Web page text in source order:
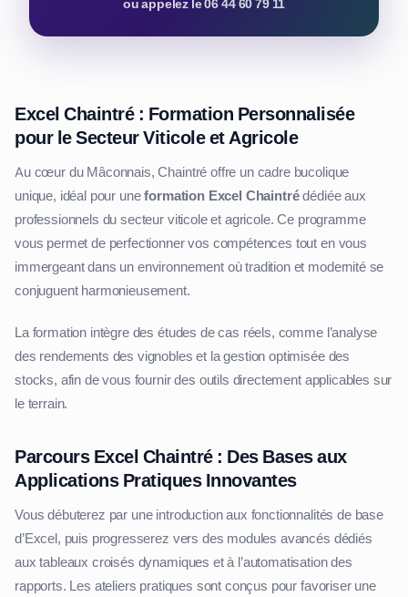
ou appelez le 06 44 60 79 11
Excel Chaintré : Formation Personnalisée
pour le Secteur Viticole et Agricole
Au cœur du Mâconnais, Chaintré offre un cadre bucolique
unique, idéal pour uneformation Excel Chaintrédédiée aux
professionnels du secteur viticole et agricole. Ce programme
vous permet de perfectionner vos compétences tout en vous
immergeant dans un environnement où tradition et modernité se
conjuguent harmonieusement.
La formation intègre des études de cas réels, comme l’analyse
des rendements des vignobles et la gestion optimisée des
stocks, afin de vous fournir des outils directement applicables sur
le terrain.
Parcours Excel Chaintré : Des Bases aux
Applications Pratiques Innovantes
Vous débuterez par une introduction aux fonctionnalités de base
d’Excel, puis progresserez vers des modules avancés dédiés
aux tableaux croisés dynamiques et à l’automatisation des
rapports. Les ateliers pratiques sont conçus pour favoriser une